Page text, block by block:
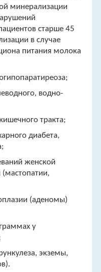
минерализации
старше 45
в случае
питания молока
водно-
тракта;
диабета,
женской
(аденомы)
у
экземы,